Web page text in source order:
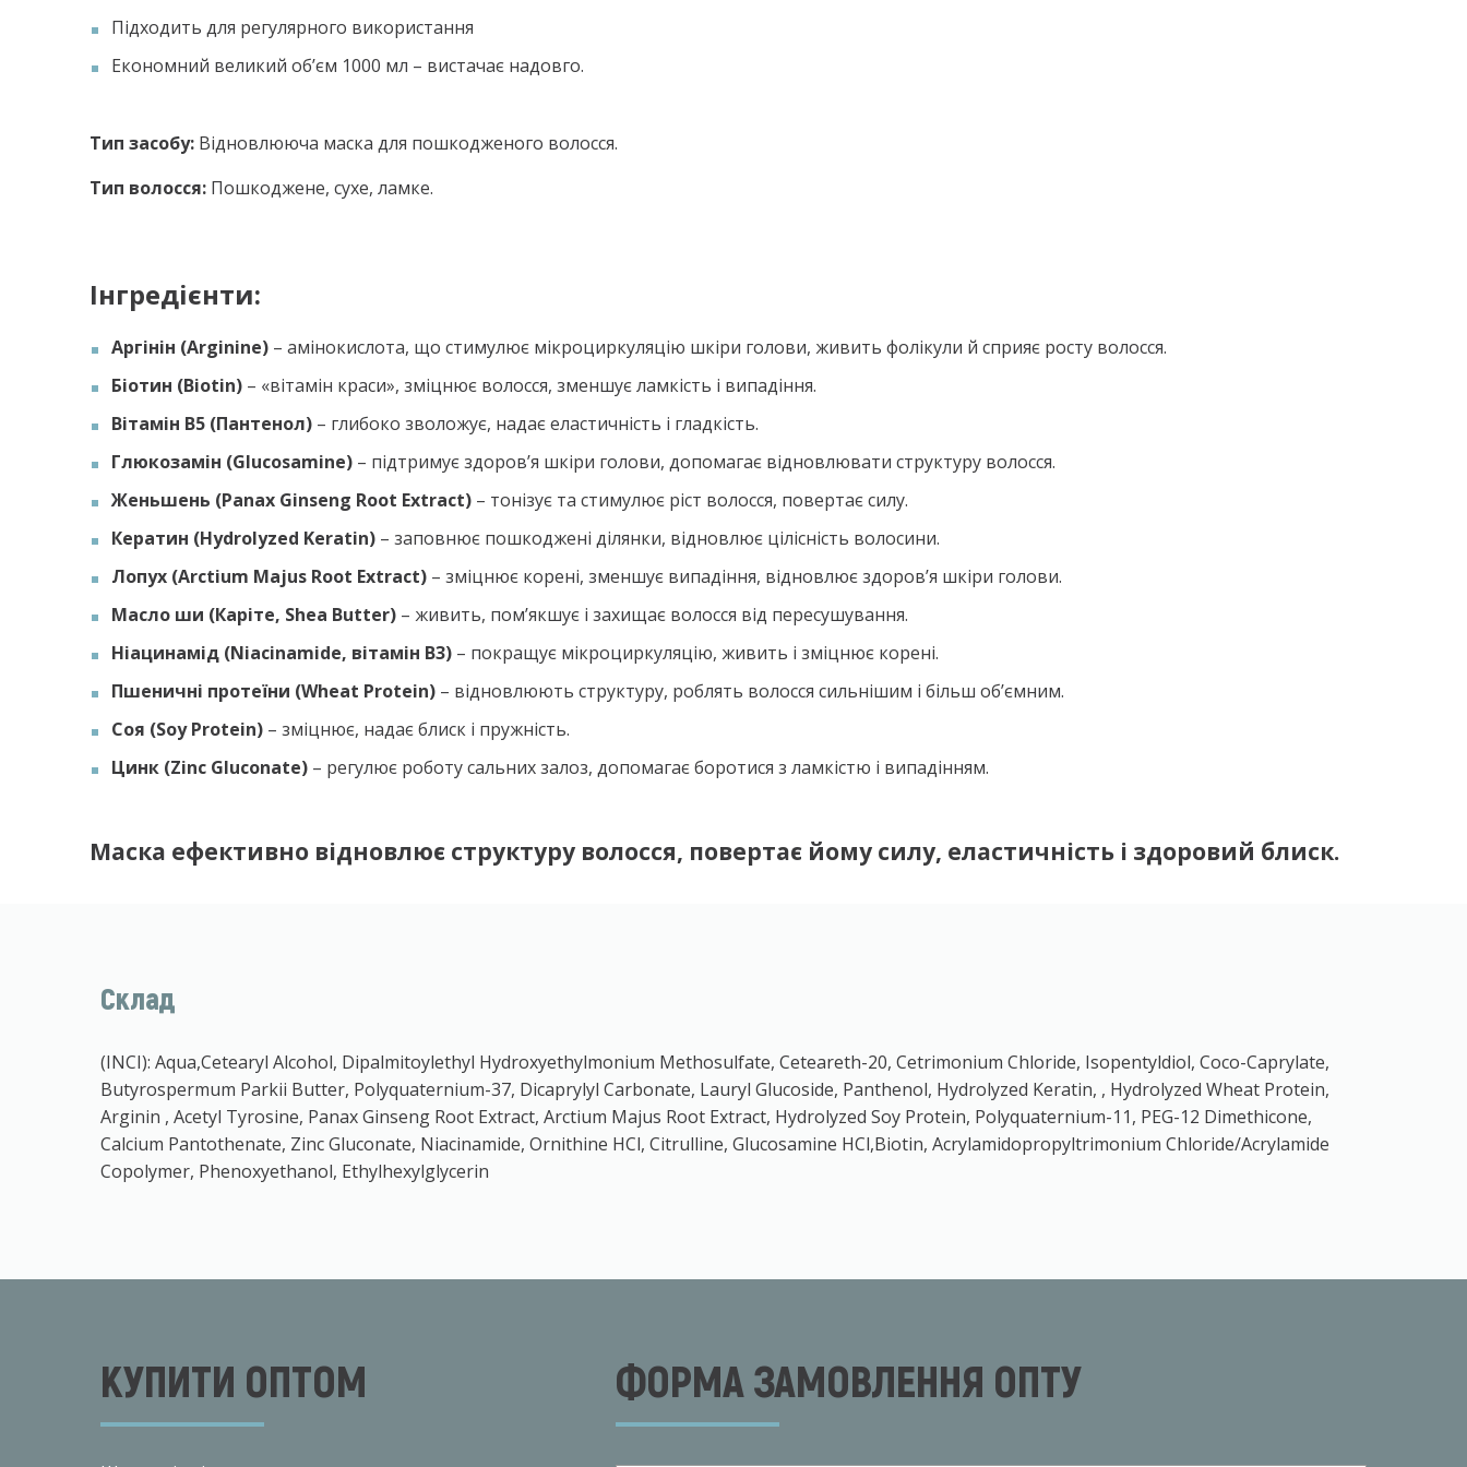
Підходить для регулярного використання
Економний великий об’єм 1000 мл – вистачає надовго.
Тип засобу: Відновлююча маска для пошкодженого волосся.
Тип волосся: Пошкоджене, сухе, ламке.
Інгредієнти:
Аргінін (Arginine) – амінокислота, що стимулює мікроциркуляцію шкіри голови, живить фолікули й сприяє росту волосся.
Біотин (Biotin) – «вітамін краси», зміцнює волосся, зменшує ламкість і випадіння.
Вітамін B5 (Пантенол) – глибоко зволожує, надає еластичність і гладкість.
Глюкозамін (Glucosamine) – підтримує здоров’я шкіри голови, допомагає відновлювати структуру волосся.
Женьшень (Panax Ginseng Root Extract) – тонізує та стимулює ріст волосся, повертає силу.
Кератин (Hydrolyzed Keratin) – заповнює пошкоджені ділянки, відновлює цілісність волосини.
Лопух (Arctium Majus Root Extract) – зміцнює корені, зменшує випадіння, відновлює здоров’я шкіри голови.
Масло ши (Каріте, Shea Butter) – живить, пом’якшує і захищає волосся від пересушування.
Ніацинамід (Niacinamide, вітамін B3) – покращує мікроциркуляцію, живить і зміцнює корені.
Пшеничні протеїни (Wheat Protein) – відновлюють структуру, роблять волосся сильнішим і більш об’ємним.
Соя (Soy Protein) – зміцнює, надає блиск і пружність.
Цинк (Zinc Gluconate) – регулює роботу сальних залоз, допомагає боротися з ламкістю і випадінням.
Маска ефективно відновлює структуру волосся, повертає йому силу, еластичність і здоровий блиск.
Склад
(INCI): Aqua,Cetearyl Alcohol, Dipalmitoylethyl Hydroxyethylmonium Methosulfate, Ceteareth-20, Cetrimonium Chloride, Isopentyldiol, Coco-Caprylate,
Butyrospermum Parkii Butter, Polyquaternium-37, Dicaprylyl Carbonate, Lauryl Glucoside, Panthenol, Hydrolyzed Keratin, , Hydrolyzed Wheat Protein,
Arginin , Acetyl Tyrosine, Panax Ginseng Root Extract, Arctium Majus Root Extract, Hydrolyzed Soy Protein, Polyquaternium-11, PEG-12 Dimethicone,
Calcium Pantothenate, Zinc Gluconate, Niacinamide, Ornithine HCl, Citrulline, Glucosamine HCl,Biotin, Acrylamidopropyltrimonium Chloride/Acrylamide
Copolymer, Phenoxyethanol, Ethylhexylglycerin
КУПИТИ ОПТОМ ФОРМА ЗАМОВЛЕННЯ ОПТУ